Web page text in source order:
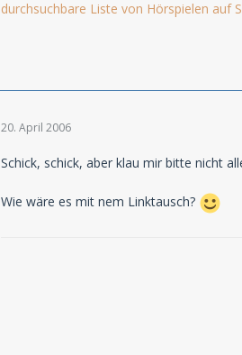
durchsuchbare Liste von Hörspielen auf
20. April 2006
Schick, schick, aber klau mir bitte nicht
Wie wäre es mit nem Linktausch?